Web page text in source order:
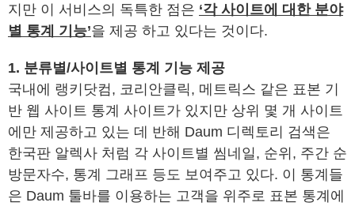
지만 이 서비스의 독특한 점은 ‘각 사이트에 대한 분야
별 통계 기능’을 제공 하고 있다는 것이다.
1. 분류별/사이트별 통계 기능 제공
국내에 랭키닷컴, 코리안클릭, 메트릭스 같은 표본 기
반 웹 사이트 통계 사이트가 있지만 상위 몇 개 사이트
에만 제공하고 있는 데 반해 Daum 디렉토리 검색은
한국판 알렉사 처럼 각 사이트별 씸네일, 순위, 주간 순
방문자수, 통계 그래프 등도 보여주고 있다. 이 통계들
은 Daum 툴바를 이용하는 고객을 위주로 표본 통계에